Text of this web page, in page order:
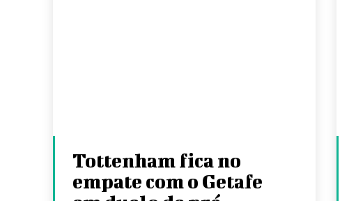
Tottenham fica no
empate com o Getafe